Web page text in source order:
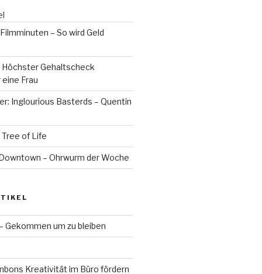
– So wird Geld
Höchster Gehaltscheck
Frau
Inglourious Basterds – Quentin
Tree of Life
– Ohrwurm der Woche
Gekommen um zu bleiben
Kreativität im Büro fördern